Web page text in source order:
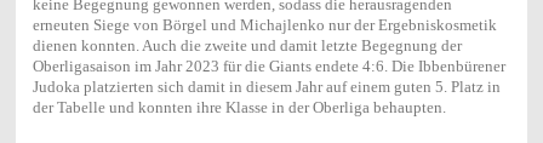
keine Begegnung gewonnen werden, sodass die herausragenden
erneuten Siege von Börgel und Michajlenko nur der Ergebniskosmetik
dienen konnten. Auch die zweite und damit letzte Begegnung der
Oberligasaison im Jahr 2023 für die Giants endete 4:6. Die Ibbenbürener
Judoka platzierten sich damit in diesem Jahr auf einem guten 5. Platz in
der Tabelle und konnten ihre Klasse in der Oberliga behaupten.